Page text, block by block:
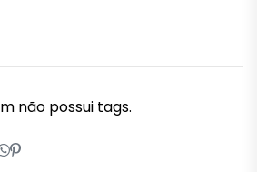
não possui tags.